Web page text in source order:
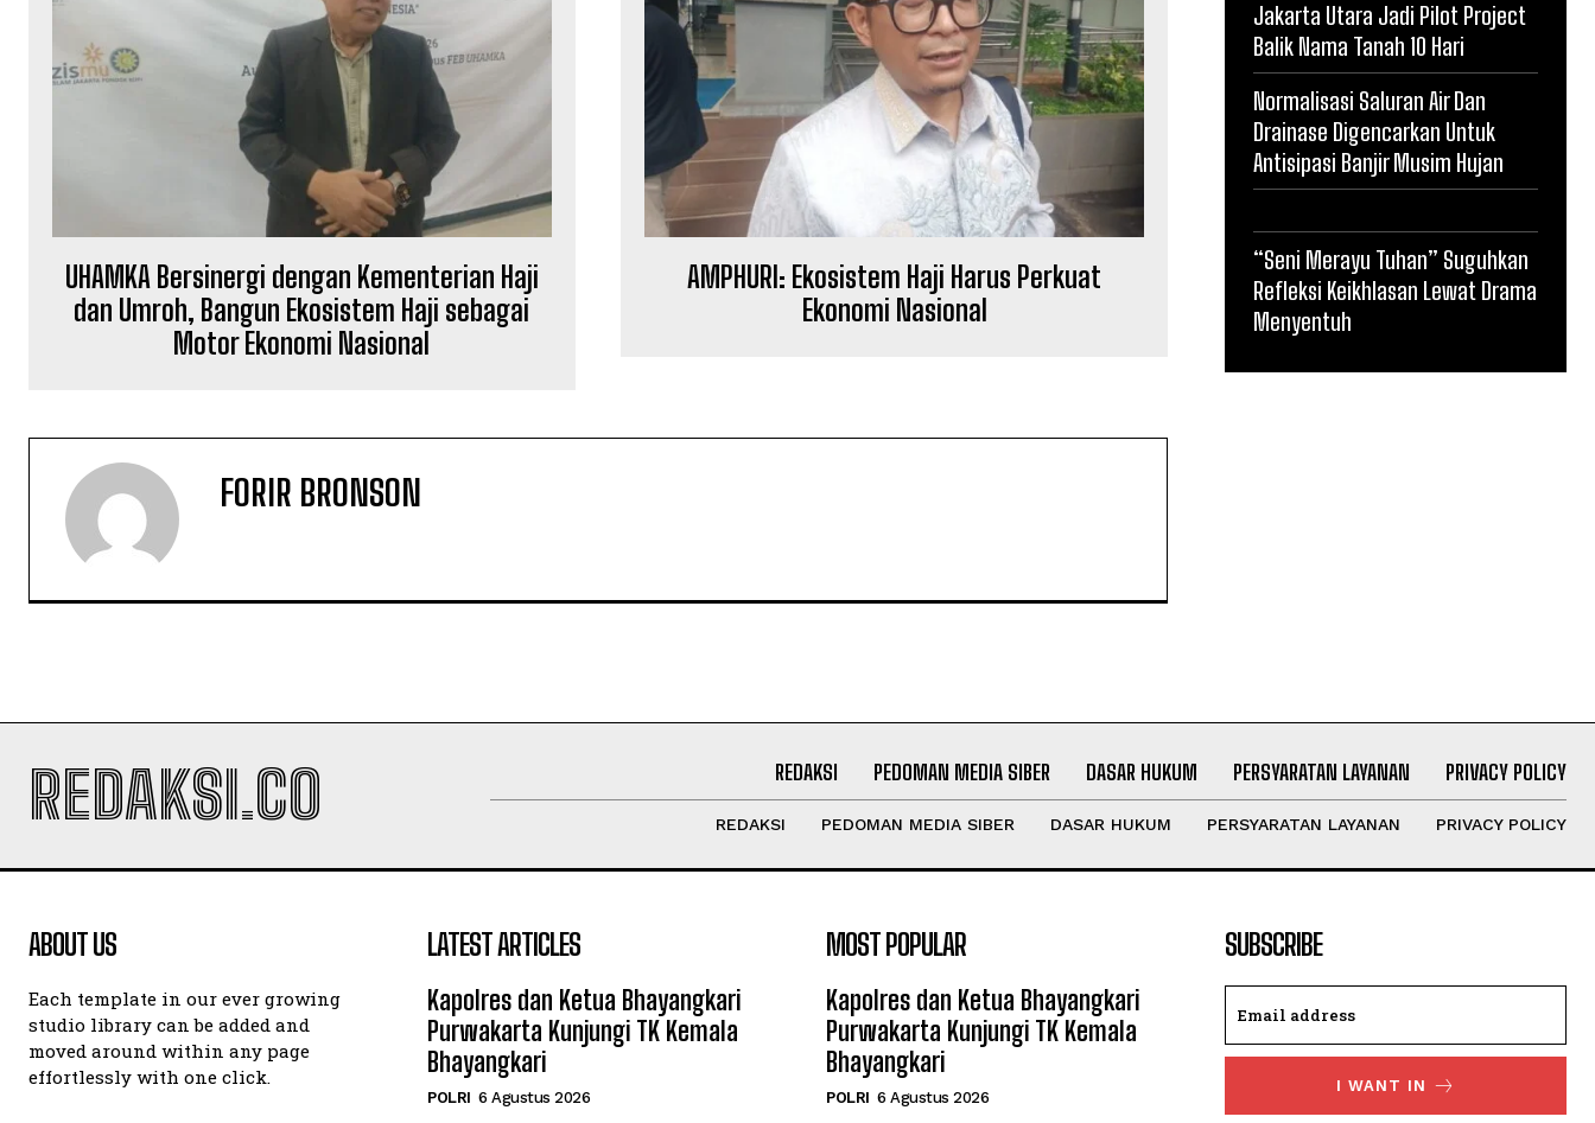
UHAMKA Bersinergi dengan Kementerian Haji
dan Umroh, Bangun Ekosistem Haji sebagai
Motor Ekonomi Nasional
AMPHURI: Ekosistem Haji Harus Perkuat
Ekonomi Nasional
FORIR BRONSON
Jakarta Utara Jadi Pilot Project
Balik Nama Tanah 10 Hari
Normalisasi Saluran Air Dan
Drainase Digencarkan Untuk
Antisipasi Banjir Musim Hujan
“Seni Merayu Tuhan” Suguhkan
Refleksi Keikhlasan Lewat Drama
Menyentuh
REDAKSI.CO REDAKSI PEDOMAN MEDIA SIBER DASAR HUKUM PERSYARATAN LAYANAN PRIVACY POLICY
REDAKSI PEDOMAN MEDIA SIBER DASAR HUKUM PERSYARATAN LAYANAN PRIVACY POLICY
ABOUT US
Each template in our ever growing
studio library can be added and
moved around within any page
effortlessly with one click.
LATEST ARTICLES
Kapolres dan Ketua Bhayangkari
Purwakarta Kunjungi TK Kemala
Bhayangkari
POLRI 6 Agustus 2026
MOST POPULAR
Kapolres dan Ketua Bhayangkari
Purwakarta Kunjungi TK Kemala
Bhayangkari
POLRI 6 Agustus 2026
SUBSCRIBE
I WANT IN